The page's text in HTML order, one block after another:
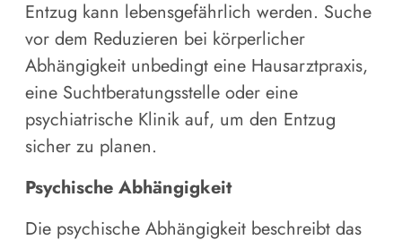
Entzug kann lebensgefährlich werden. Suche
vor dem Reduzieren bei körperlicher
Abhängigkeit unbedingt eine Hausarztpraxis,
eine Suchtberatungsstelle oder eine
psychiatrische Klinik auf, um den Entzug
sicher zu planen.
Psychische Abhängigkeit
Die psychische Abhängigkeit beschreibt das